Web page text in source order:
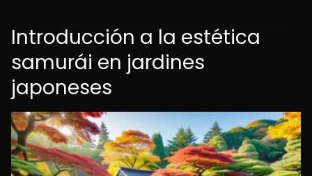
Introducción a la estética
samurái en jardines
japoneses